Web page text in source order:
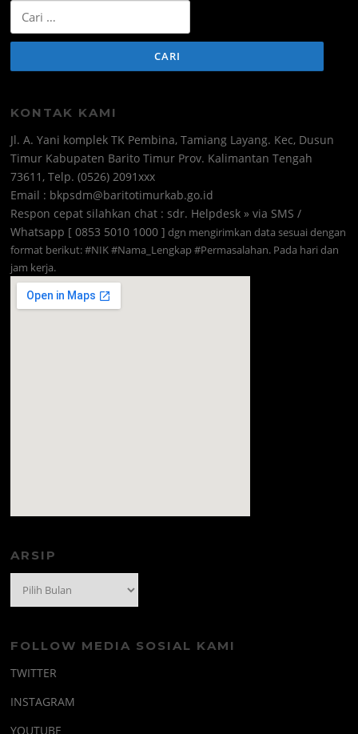
untuk:
KONTAK KAMI
Jl. A. Yani komplek TK Pembina, Tamiang Layang. Kec, Dusun
Timur Kabupaten Barito Timur Prov. Kalimantan Tengah
73611, Telp. (0526) 2091xxx
Email : bkpsdm@baritotimurkab.go.id
Respon cepat silahkan chat : sdr. Helpdesk » via SMS /
Whatsapp [ 0853 5010 1000 ] dgn mengirimkan data sesuai dengan
format berikut: #NIK #Nama_Lengkap #Permasalahan. Pada hari dan
jam kerja.
ARSIP
FOLLOW MEDIA SOSIAL KAMI
TWITTER
INSTAGRAM
YOUTUBE